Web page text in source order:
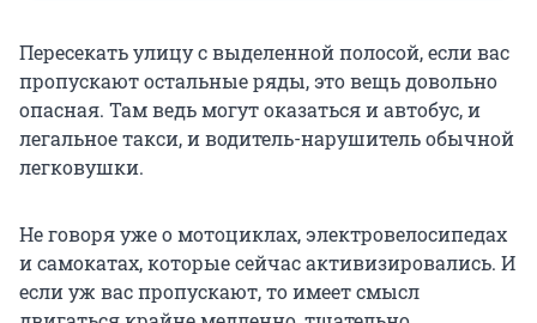
Пересекать улицу с выделенной полосой, если вас
пропускают остальные ряды, это вещь довольно
опасная. Там ведь могут оказаться и автобус, и
легальное такси, и водитель-нарушитель обычной
легковушки.
Не говоря уже о мотоциклах, электровелосипедах
и самокатах, которые сейчас активизировались. И
если уж вас пропускают, то имеет смысл